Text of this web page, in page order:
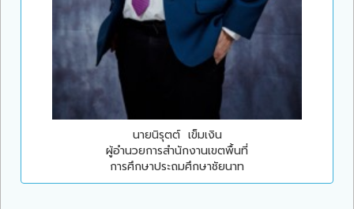
นายนิรุตต์ เข็มเงิน
ผู้อำนวยการสำนักงานเขตพื้นที่
การศึกษาประถมศึกษาชัยนาท